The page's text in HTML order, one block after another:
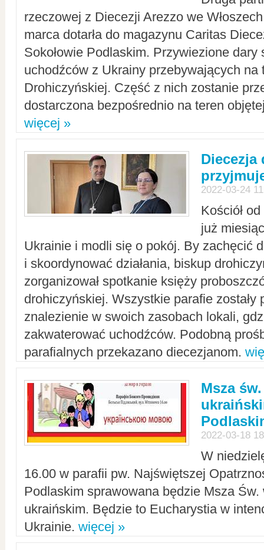
rzeczowej z Diecezji Arezzo we
marca dotarła do magazynu Caritas
Sokołowie Podlaskim. Przywiezione dary
uchodźców z Ukrainy przebywających na
Drohiczyńskiej. Część z nich zostanie
dostarczona bezpośrednio na teren
więcej »
Diecezja
2022-03-24
Kościół
już
Ukrainie i modli się o pokój. By zachęcić
i skoordynować działania, biskup
zorganizował spotkanie księży
drohiczyńskiej. Wszystkie parafie zostały
znalezienie w swoich zasobach lokali,
zakwaterować uchodźców. Podobną
parafialnych przekazano diecezjanom.
Msza
2022-03-18
W
16.00 w parafii pw. Najświętszej
Podlaskim sprawowana będzie Msza Św.
ukraińskim. Będzie to Eucharystia w
Ukrainie. więcej »